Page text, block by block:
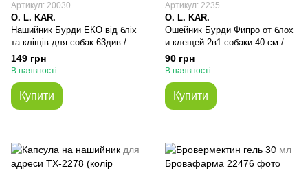
Артикул: 20030
O. L. KAR.
Нашийник Бурди ЕКО від бліх
та кліщів для собак 63див /
12мм чорний
149 грн
В наявності
Купити
Артикул: 2235
O. L. KAR.
Ошейник Бурди Фипро от блох
и клещей 2в1 собаки 40 см / 12
мм
90 грн
В наявності
Купити